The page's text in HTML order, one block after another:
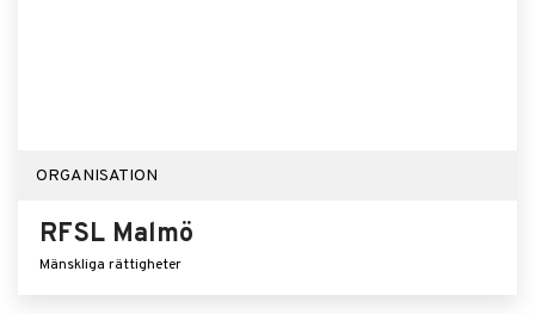
ORGANISATION
RFSL Malmö
Mänskliga rättigheter